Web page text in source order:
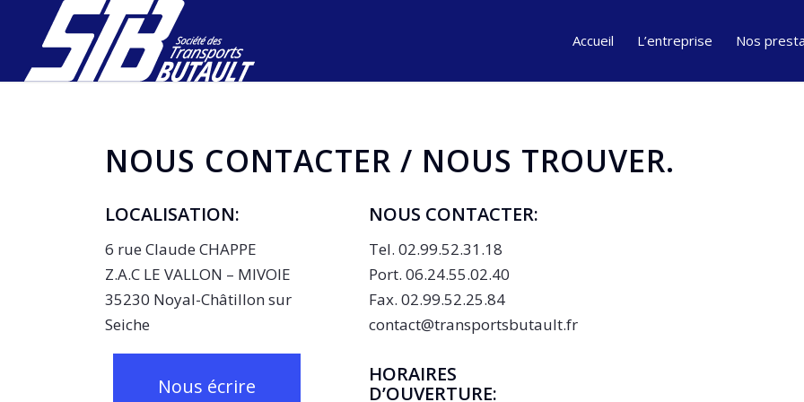
Accueil L’entreprise Nos
NOUS CONTACTER / NOUS TROUVER.
LOCALISATION:
6 rue Claude CHAPPE
Z.A.C LE VALLON – MIVOIE
35230 Noyal-Châtillon sur
Seiche
Nous écrire
NOUS CONTACTER:
Tel. 02.99.52.31.18
Port. 06.24.55.02.40
Fax. 02.99.52.25.84
contact@transportsbutault.fr
HORAIRES
D’OUVERTURE: